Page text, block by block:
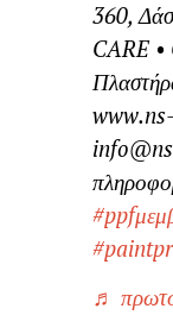
360,
CARE •
♬